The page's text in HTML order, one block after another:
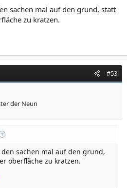
sachen mal auf den grund, statt
zu kratzen.
#53
der Neun
sachen mal auf den grund,
oberfläche zu kratzen.